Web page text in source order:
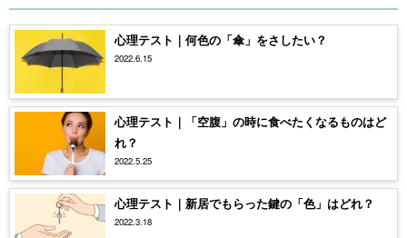
心理テスト｜何色の「傘」をさしたい？
2022.6.15
心理テスト｜「空腹」の時に食べたくなるものはど
れ？
2022.5.25
心理テスト｜新居でもらった鍵の「色」はどれ？
2022.3.18